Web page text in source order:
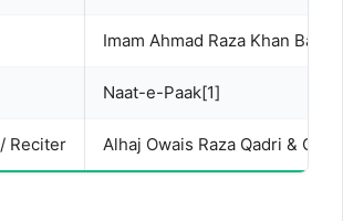
Imam Ahmad Raza Khan
Naat-e-Paak[1]
Reciter Alhaj Owais Raza Qadri &